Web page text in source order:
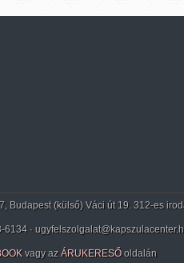
Budapest (külső) Váci út 19. 312-es
6134 ·
vagy az ÁRUKERESŐ oldalán